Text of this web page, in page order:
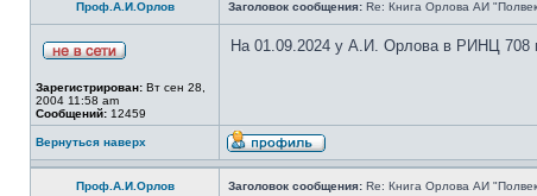
Проф.А.И.Орлов Заголовок сообщения: Re: Книга Орлова АИ
Зарегистрирован: Вт сен 28,
2004 11:58 am
Сообщений: 12459
На 01.09.2024 у А.И. Орлова в РИНЦ 708
Вернуться наверх
Проф.А.И.Орлов Заголовок сообщения: Re: Книга Орлова АИ